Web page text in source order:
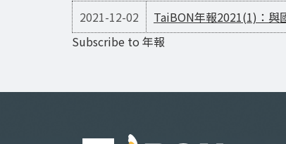
2021-12-02
TaiBON年報2021(1)：與
Subscribe to 年報